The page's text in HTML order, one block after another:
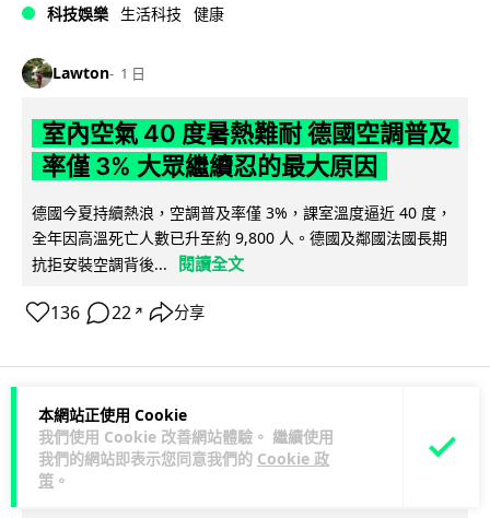
本網站正使用 Cookie
我們使用 Cookie 改善網站體驗。 繼續使用
我們的網站即表示您同意我們的 Cookie 政
策 。
科技娛樂 生活科技 健康
Lawton 1 日
室內空氣 40 度暑熱難耐 德國空調普及
率僅 3% 大眾繼續忍的最大原因
德國今夏持續熱浪，空調普及率僅 3%，課室溫度逼近 40 度，
全年因高溫死亡人數已升至約 9,800 人。德國及鄰國法國長期
抗拒安裝空調背後...
閱讀全文
136 22 ↗ 分享
科技娛樂 生活科技 社交網絡
Lawton